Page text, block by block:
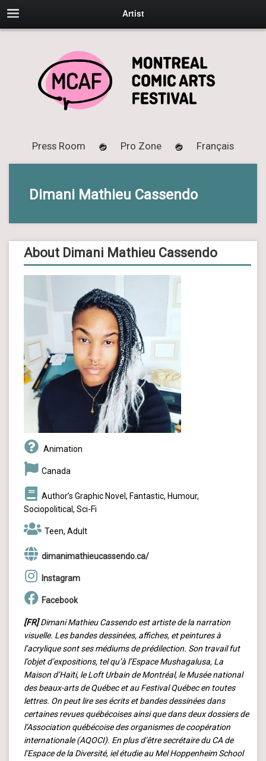
Artist
Press Room Pro Zone Français
Dimani Mathieu Cassendo
About Dimani Mathieu Cassendo
Animation
Canada
Author’s Graphic Novel, Fantastic, Humour,
Sociopolitical, Sci-Fi
Teen, Adult
dimanimathieucassendo.ca/
Instagram
Facebook
[FR]Dimani Mathieu Cassendo est artiste de la narration
visuelle. Les bandes dessinées, affiches, et peintures à
l’acrylique sont ses médiums de prédilection. Son travail fut
l’objet d’expositions, tel qu’à l’Espace Mushagalusa, La
Maison d’Haïti, le Loft Urbain de Montréal, le Musée national
des beaux-arts de Québec et au Festival Québec en toutes
lettres. On peut lire ses écrits et bandes dessinées dans
certaines revues québécoises ainsi que dans deux dossiers de
l’Association québécoise des organismes de coopération
internationale (AQOCI). En plus d’être secrétaire du CA de
l’Espace de la Diversité, iel étudie au Mel Hoppenheim School